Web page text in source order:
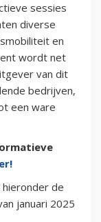
sessies
diverse
en
wordt net
van dit
bedrijven,
een ware
hieronder de
januari 2025